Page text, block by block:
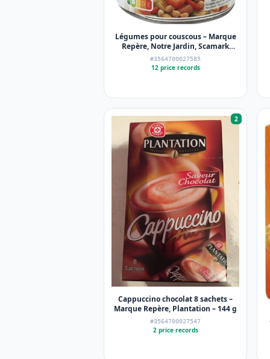
Légumes pour couscous – Marque
Repère, Notre Jardin, Scamark
(Filiale E. Leclerc) – 800 g
#3564700027585
12 price records
2
Cappuccino chocolat 8 sachets –
Marque Repère, Plantation – 144 g
#3564700027547
2 price records